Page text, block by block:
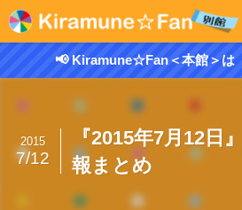
📢 Kiramune☆Fan＜本館＞は
『2015年7月12日
報まとめ
2015
7/12